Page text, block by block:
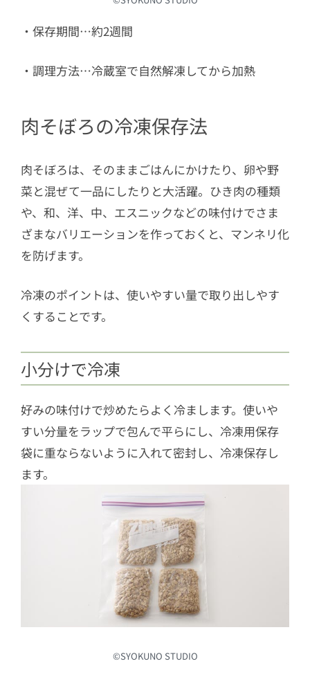
・保存期間…約2週間
・調理方法…冷蔵室で自然解凍してから加熱
肉そぼろの冷凍保存法
肉そぼろは、そのままごはんにかけたり、卵や野
菜と混ぜて一品にしたりと大活躍。ひき肉の種類
や、和、洋、中、エスニックなどの味付けでさま
ざまなバリエーションを作っておくと、マンネリ化
を防げます。
冷凍のポイントは、使いやすい量で取り出しやす
くすることです。
小分けで冷凍
好みの味付けで炒めたらよく冷まします。使いや
すい分量をラップで包んで平らにし、冷凍用保存
袋に重ならないように入れて密封し、冷凍保存し
ます。
©︎SYOKUNO STUDIO